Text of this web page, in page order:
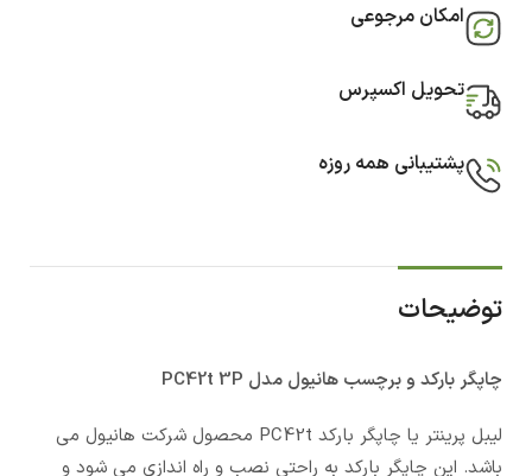
امکان مرجوعی
تحویل اکسپرس
پشتیبانی همه روزه
توضیحات
چاپگر بارکد و برچسب هانیول مدل PC42t 3P
لیبل پرینتر یا چاپگر بارکد PC42t محصول شرکت هانیول می
باشد. این چاپگر بارکد به راحتی نصب و راه اندازی می شود و